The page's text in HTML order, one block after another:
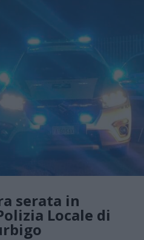
serata in
Locale di